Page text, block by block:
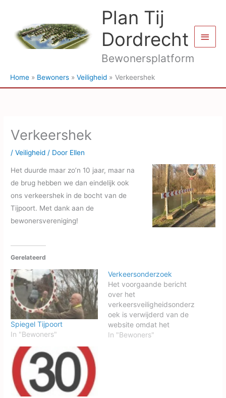
inhoud
Plan Tij
Dordrecht
Bewonersplatform
Home Bewoners Veiligheid Verkeershek
Verkeershek
/Veiligheid / Door Ellen
Het duurde maar zo’n 10 jaar, maar na
de brug hebben we dan eindelijk ook
ons verkeershek in de bocht van de
Tijpoort. Met dank aan de
bewonersvereniging!
Gerelateerd
Spiegel Tijpoort
In "Bewoners"
Verkeersonderzoek
Het voorgaande bericht
over het
verkeersveiligheidsonderz
oek is verwijderd van de
website omdat het
onjuistheden lijkt te
In "Bewoners"